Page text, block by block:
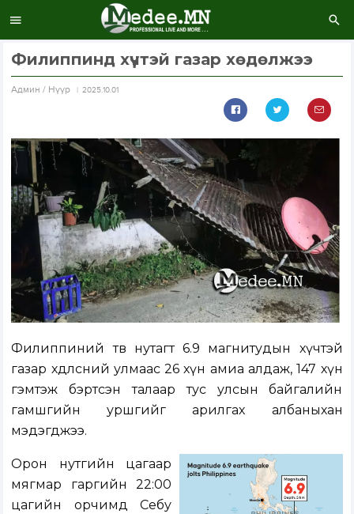
Филиппинд хүчтэй газар хөдөлжээ
Aдмин / Нүүр 2025.10.01
Филиппиний төв нутагт 6.9 магнитудын хүчтэй
газар хөдөлсний улмаас 26 хүн амиа алдаж, 147 хүн
гэмтэж бэртсэн талаар тус улсын байгалийн
гамшгийн уршгийг арилгах албаныхан
мэдэгджээ.
Орон нутгийн цагаар
мягмар гаргийн 22:00
цагийн орчимд Себу